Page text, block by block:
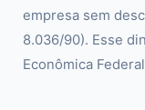
empresa sem
8.036/90). Esse
Econômica